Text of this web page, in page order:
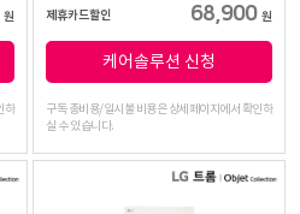
원
하
제휴카드할인
68,900 원
케어솔루션 신청
구독 총비용/일시불 비용은 상세페이지에서 확인하
실 수 있습니다.